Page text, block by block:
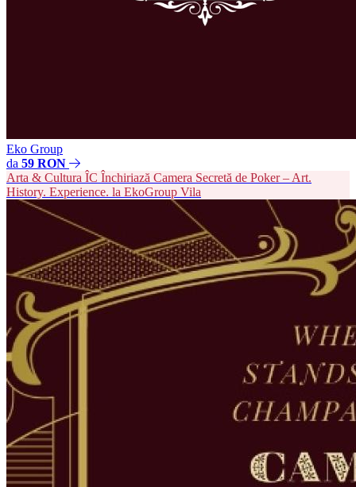
Eko Group
da 59 RON
Arta & Cultura ÎC Închiriază Camera Secretă de Poker – Art.
History. Experience. la EkoGroup Vila